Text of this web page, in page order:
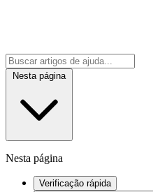
Nesta página
Nesta página
Verificação rápida